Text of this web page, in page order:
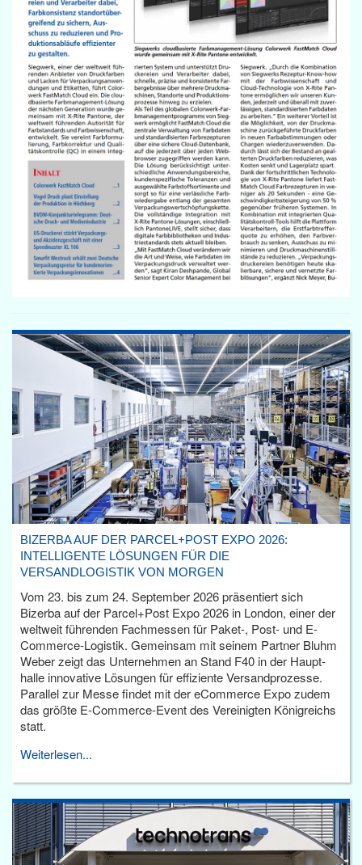
BIZERBA AUF DER PARCEL+POST EXPO 2026:
INTELLIGENTE LÖSUNGEN FÜR DIE
VERSANDLOGISTIK VON MORGEN
Vom 23. bis zum 24. September 2026 präsentiert sich
Bizerba auf der Parcel+Post Expo 2026 in London, einer der
weltweit führenden Fachmessen für Paket-, Post- und E-
Commerce-Logistik. Gemeinsam mit seinem Partner Bluhm
Weber zeigt das Unternehmen an Stand F40 in der Haupt­
halle innovative Lösungen für effiziente Versandprozesse.
Parallel zur Messe findet mit der eCommerce Expo zudem
das größte E-Commerce-Event des Vereinigten Königreichs
statt.
Weiterlesen...